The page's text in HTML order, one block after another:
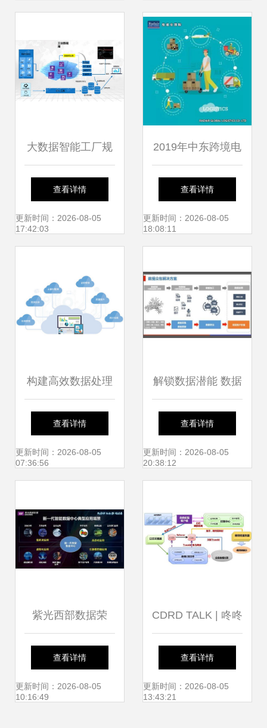
练
高度
大数据智能工厂规
划设计方案.ppt
查看详情
更新时间：2026-08-05
17:42:03
2019年中东跨境电
商市场服务数据分
析
查看详情
更新时间：2026-08-05
18:08:11
构建高效数据处理
服务 业务解决方案
的核心引擎
查看详情
更新时间：2026-08-05
07:36:56
解锁数据潜能 数据
处理服务如何激活
大数据的核心价值
查看详情
更新时间：2026-08-05
20:38:12
紫光西部数据荣
膺“2018-2019中国
企业级存储市场优
查看详情
更新时间：2026-08-05
10:16:49
CDRD TALK | 咚咚
分布式链路追踪数
据处理服务 架构、
查看详情
更新时间：2026-08-05
13:43:21